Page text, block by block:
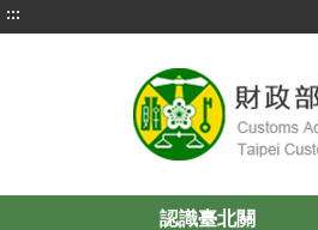
:::
認識臺北關